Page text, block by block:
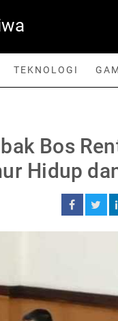
TEKNOLOGI
Bos
Hidup